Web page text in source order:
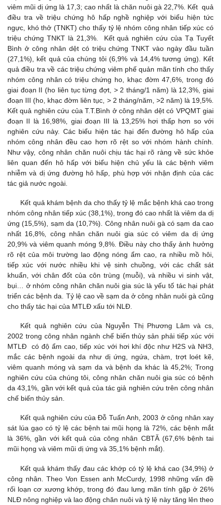
viêm mũi dị ứng là 17,3; cao nhất là chăn nuôi gà 22,7%. Kết quả
điều tra về triệu chứng hô hấp nghề nghiệp với biểu hiện tức
ngực, khó thở (TNKT) cho thấy tỷ lệ nhóm công nhân tiếp xúc có
triệu chứng TNKT là 21,3%. Kết quả nghiên cứu của Tạ Tuyết
Bình ở công nhân dệt có triệu chứng TNKT vào ngày đầu tuần
(27,1%), kết quả của chúng tôi (6,9% và 14,4% tương ứng). Kết
quả điều tra về các triệu chứng viêm phế quản mãn tính cho thấy
nhóm công nhân có triệu chứng ho, khạc đờm 47,6%, trong đó
giai đoạn II (ho liên tục từng đợt, > 2 tháng/1 năm) là 12,3%, giai
đoạn III (ho, khạc đờm liên tục, > 2 tháng/năm, >2 năm) là 19,5%.
Kết quả nghiên cứu của T.T.Bình ở công nhân dệt có VPQMT giai
đoạn II là 16,98%, giai đoạn III là 13,25% hơi thấp hơn so với
nghiên cứu này. Các biểu hiện tác hại đến đường hô hấp của
nhóm công nhân đều cao hơn rõ rệt so với nhóm hành chính.
Như vậy, công nhân chăn nuôi chịu tác hại rõ ràng về sức khỏe
liên quan đến hô hấp với biểu hiện chủ yếu là các bệnh viêm
nhiễm và dị ứng đường hô hấp, phù hợp với nhận định của các
tác giả nước ngoài.
Kết quả khám bệnh da cho thấy tỷ lệ mắc bệnh khá cao trong
nhóm công nhân tiếp xúc (38,1%), trong đó cao nhất là viêm da dị
ứng (15,5%), sạm da (10,7%). Công nhân nuôi gà có sạm da cao
nhất 16,8%, công nhân chăn nuôi gia súc có viêm da dị ứng
20,9% và viêm quanh móng 9,8%. Điều này cho thấy ảnh hưởng
rõ rệt của môi trường lao động nóng ẩm cao, ra nhiều mồ hôi,
tiếp xúc với nước nhiều khi vệ sinh chuồng, với các chất sát
khuẩn, với chân đốt của côn trùng (muỗi), và nhiều vi sinh vật,
bụi… ở nhóm công nhân chăn nuôi gia súc là yếu tố tác hại phát
triển các bệnh da. Tỷ lệ cao về sạm da ở công nhân nuôi gà cũng
cho thấy tác hại của MTLĐ xấu tới NLĐ.
Kết quả nghiên cứu của Nguyễn Thị Phương Lâm và cs,
2002 trong công nhân ngành chế biến thủy sản phải tiếp xúc với
MTLĐ có độ ẩm cao, tiếp xúc với hơi khí độc như H2S và NH3,
mắc các bệnh ngoài da như dị ứng, ngứa, chàm, trợt loét kẽ,
viêm quanh móng và sạm da và bệnh da khác là 45,2%; Trong
nghiên cứu của chúng tôi, công nhân chăn nuôi gia súc có bệnh
da 43,1%, gần với kết quả của tác giả nghiên cứu trên công nhân
chế biến thủy sản.
Kết quả nghiên cứu của Đỗ Tuấn Anh, 2003 ở công nhân xay
sát lúa gạo có tỷ lệ các bệnh tai mũi họng là 72%, các bệnh mắt
là 36%, gần với kết quả của công nhân CBTĂ (67,6% bệnh tai
mũi họng và viêm mũi dị ứng và 35,1% bệnh mắt).
Kết quả khám thấy đau các khớp có tỷ lệ khá cao (34,9%) ở
công nhân. Theo Von Essen anh McCurdy, 1998 những vấn đề
rối loạn cơ xương khớp, trong đó đau lưng mãn tính gặp ở 26%
NLĐ nông nghiệp và lao động chăn nuôi và tỷ lệ này tăng lên theo